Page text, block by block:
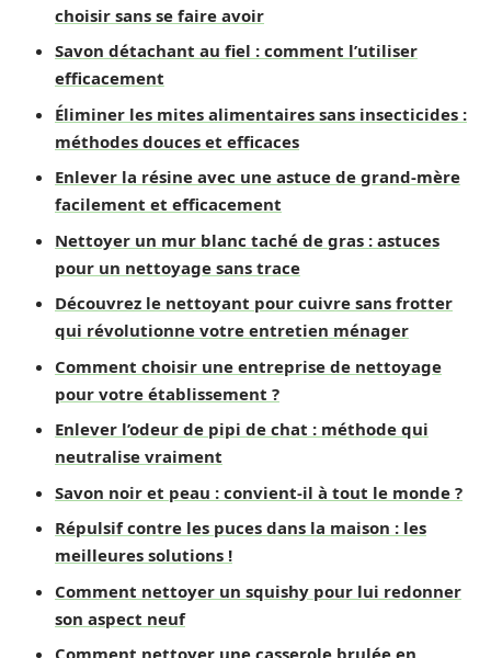
choisir sans se faire avoir
Savon détachant au fiel : comment l’utiliser
efficacement
Éliminer les mites alimentaires sans insecticides :
méthodes douces et efficaces
Enlever la résine avec une astuce de grand-mère
facilement et efficacement
Nettoyer un mur blanc taché de gras : astuces
pour un nettoyage sans trace
Découvrez le nettoyant pour cuivre sans frotter
qui révolutionne votre entretien ménager
Comment choisir une entreprise de nettoyage
pour votre établissement ?
Enlever l’odeur de pipi de chat : méthode qui
neutralise vraiment
Savon noir et peau : convient-il à tout le monde ?
Répulsif contre les puces dans la maison : les
meilleures solutions !
Comment nettoyer un squishy pour lui redonner
son aspect neuf
Comment nettoyer une casserole brulée en